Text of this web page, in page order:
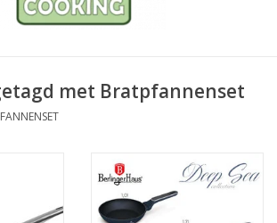
met Bratpfannenset